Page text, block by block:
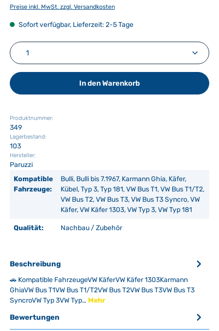
Preise inkl. MwSt. zzgl. Versandkosten
Sofort verfügbar, Lieferzeit: 2-5 Tage
Produkt Anzahl: Gib den gewünschten Wert ein
In den Warenkorb
Produktnummer:
349
Lagerbestand:
103
Hersteller:
Paruzzi
Kompatible
Fahrzeuge:
Bulli, Bulli bis 7.1967, Karmann Ghia, Käfer,
Kübel, Typ 3, Typ 181, VW Bus T1, VW Bus T1/T2,
VW Bus T2, VW Bus T3, VW Bus T3 Syncro, VW
Käfer, VW Käfer 1303, VW Typ 3, VW Typ 181
Qualität: Nachbau / Zubehör
Beschreibung
🚗 Kompatible FahrzeugeVW KäferVW Käfer 1303Karmann
GhiaVW Bus T1VW Bus T1/T2VW Bus T2VW Bus T3VW Bus T3
SyncroVW Typ 3VW Typ… Mehr
Bewertungen